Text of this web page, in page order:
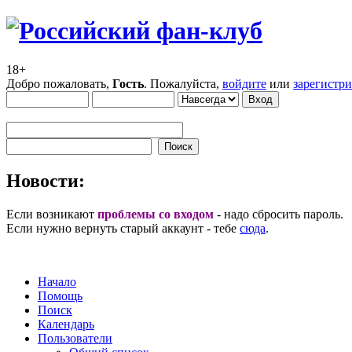
18+
Добро пожаловать, Гость. Пожалуйста, войдите или
Новости:
Если возникают проблемы со входом - надо сбросить пароль.
Если нужно вернуть старый аккаунт - тебе сюда.
Начало
Помощь
Поиск
Календарь
Пользователи